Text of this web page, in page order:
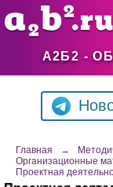
А2Б2 -
Главная →
Организационные
Проектная